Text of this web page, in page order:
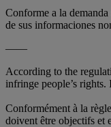
Conforme a la
de sus informaciones
——
According to the
infringe people’s
Conformément à la
doivent être objectifs et